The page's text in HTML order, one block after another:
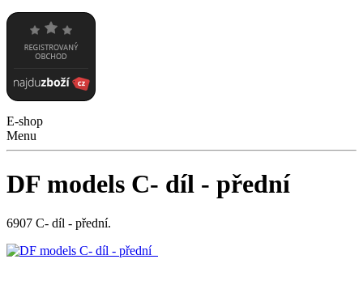
E-shop
Menu
DF models C- díl - přední
6907 C- díl - přední.